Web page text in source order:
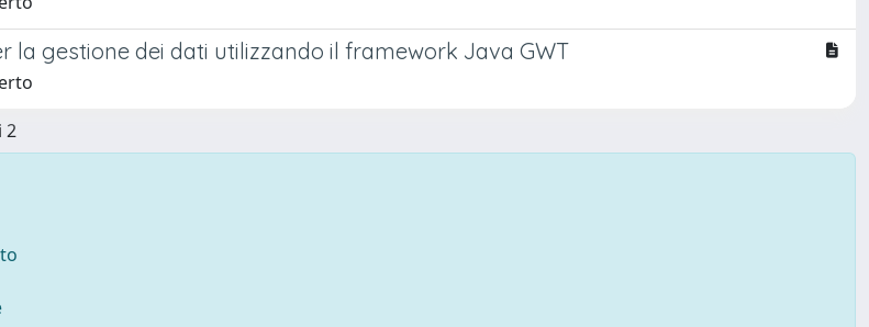
la gestione dei dati utilizzando il framework Java GWT
2